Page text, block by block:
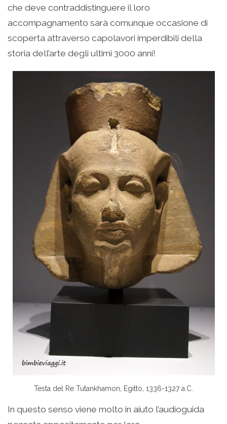
che deve contraddistinguere il loro
accompagnamento sarà comunque occasione di
scoperta attraverso capolavori imperdibili della
storia dell’arte degli ultimi 3000 anni!
Testa del Re Tutankhamon, Egitto, 1336-1327 a.C.
In questo senso viene molto in aiuto l’audioguida